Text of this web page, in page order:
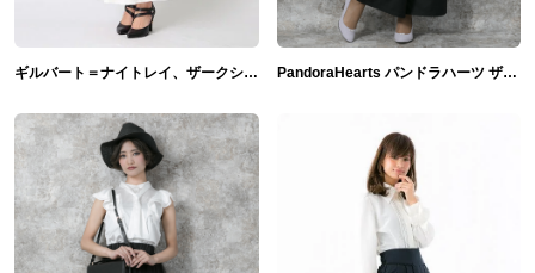
ギルバート＝ナイトレイ、ザークシーズ＝ブレイクモデル 腕時計＆ポシェット＆パンプス＆アクセサリー PandoraHearts PandoraHearts パンドラハーツ ザークシーズ=ブレイク バッグ&ブラウス&帽子&ネックレス